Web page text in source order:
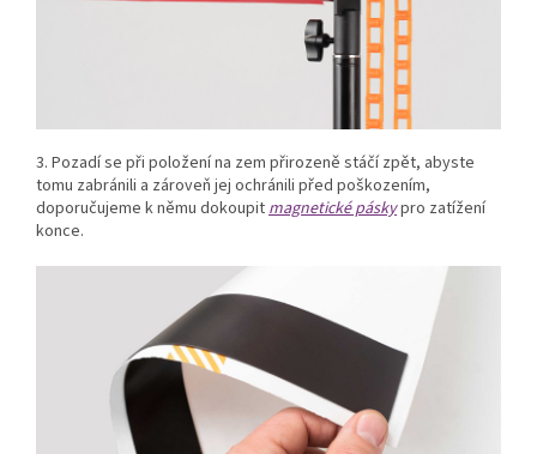
3. Pozadí se při položení na zem přirozeně stáčí zpět, abyste
tomu zabránili a zároveň jej ochránili před poškozením,
doporučujeme k němu dokoupit magnetické páskypro zatížení
konce.